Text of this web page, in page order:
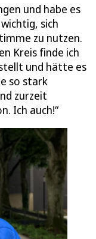
und habe es
sich
zu nutzen.
Kreis finde ich
und hätte es
so stark
zurzeit
Ich auch!“